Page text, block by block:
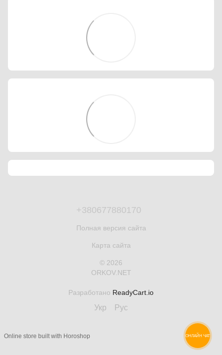
+380677880170
Полная версия сайта
Карта сайта
© 2026
ORKOV.NET
Разработано ReadyCart.io
Укр Рус
Online store built with Horoshop ОНЛАЙН ЧАТ